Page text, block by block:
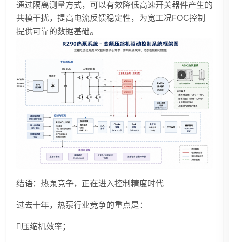
通过隔离测量方式，可以有效降低高速开关器件产生的
共模干扰，提高电流反馈稳定性，为宽工况FOC控制
提供可靠的数据基础。
结语：热泵竞争，正在进入控制精度时代
过去十年，热泵行业竞争的重点是：
压缩机效率；